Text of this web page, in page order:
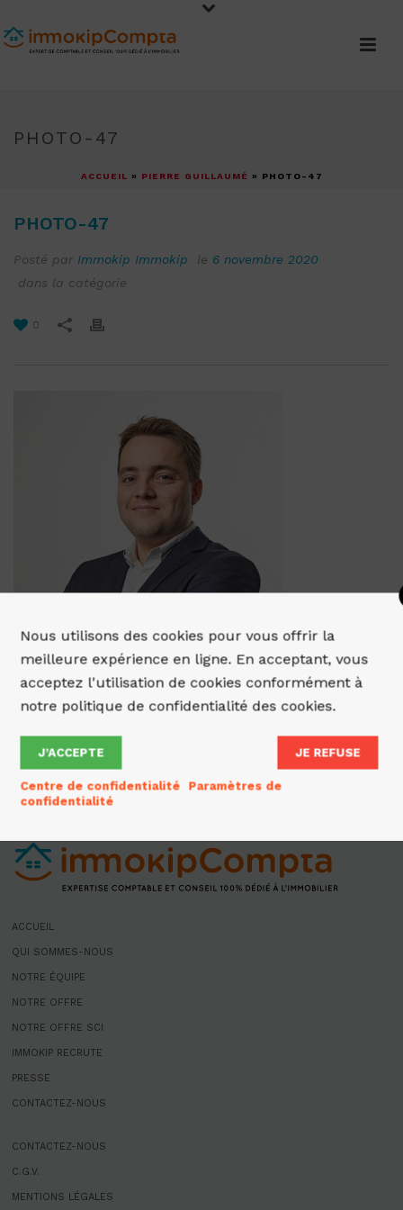
PHOTO-47
ACCUEIL » PIERRE GUILLAUMÉ » PHOTO-47
PHOTO-47
Posté par Immokip Immokip le 6 novembre 2020
dans la catégorie
0
ACCUEIL
QUI SOMMES-NOUS
NOTRE ÉQUIPE
NOTRE OFFRE
NOTRE OFFRE SCI
IMMOKIP RECRUTE
PRESSE
CONTACTEZ-NOUS
CONTACTEZ-NOUS
C.G.V.
MENTIONS LÉGALES
Nous utilisons des cookies pour vous offrir la
meilleure expérience en ligne. En acceptant, vous
acceptez l'utilisation de cookies conformément à
notre politique de confidentialité des cookies.
J’ACCEPTE JE REFUSE
Centre de confidentialité
Paramètres de
confidentialité